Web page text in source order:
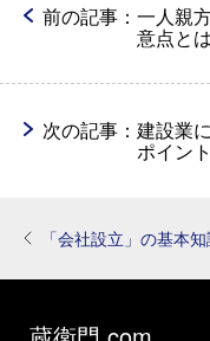
前の記事： 一人親
意点と
次の記事： 建設業
ポイン
「会社設立」の基本